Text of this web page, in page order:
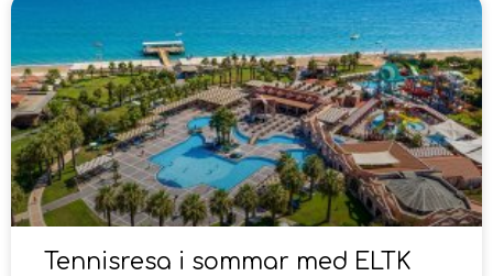
Tennisresa i sommar med ELTK